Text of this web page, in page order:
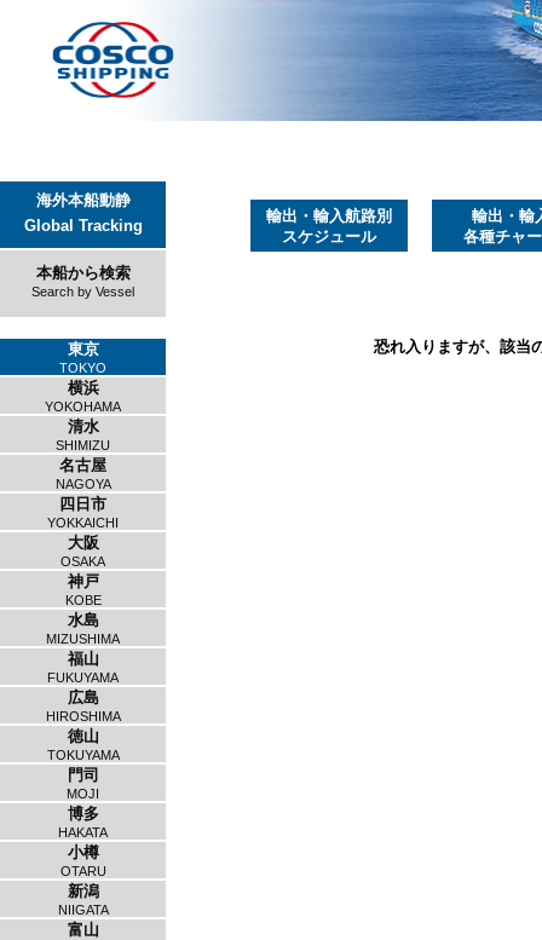
海外本船動静
Global Tracking
本船から検索
Search by Vessel
東京
TOKYO
横浜
YOKOHAMA
清水
SHIMIZU
名古屋
NAGOYA
四日市
YOKKAICHI
大阪
OSAKA
神戸
KOBE
水島
MIZUSHIMA
福山
FUKUYAMA
広島
HIROSHIMA
徳山
TOKUYAMA
門司
MOJI
博多
HAKATA
小樽
OTARU
新潟
NIIGATA
富山
輸出・輸入航路別
スケジュール
輸出・輸
各種チャ
恐れ入りますが、該当